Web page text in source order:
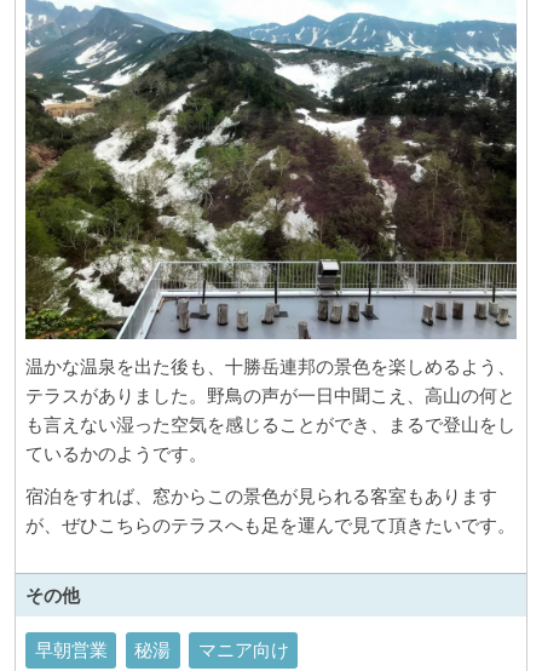
温かな温泉を出た後も、十勝岳連邦の景色を楽しめるよう、
テラスがありました。野鳥の声が一日中聞こえ、高山の何と
も言えない湿った空気を感じることができ、まるで登山をし
ているかのようです。
宿泊をすれば、窓からこの景色が見られる客室もあります
が、ぜひこちらのテラスへも足を運んで見て頂きたいです。
その他
早朝営業 秘湯 マニア向け